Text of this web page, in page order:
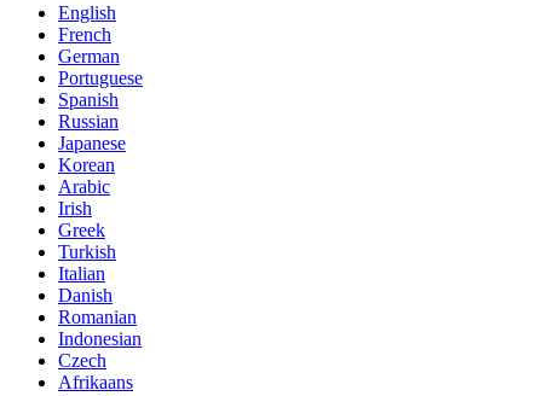
English
French
German
Portuguese
Spanish
Russian
Japanese
Korean
Arabic
Irish
Greek
Turkish
Italian
Danish
Romanian
Indonesian
Czech
Afrikaans